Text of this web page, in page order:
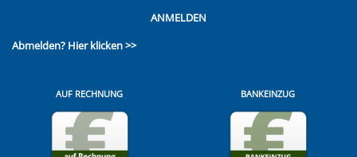
ANMELDEN
Abmelden? Hier klicken >>
AUF RECHNUNG BANKEINZUG